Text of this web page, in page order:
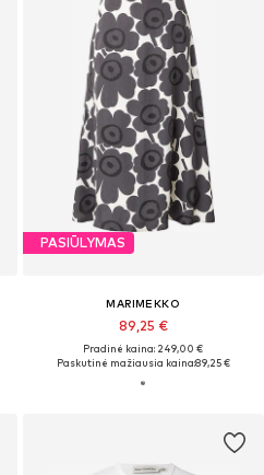
PASIŪLYMAS
MARIMEKKO
89,25 €
Pradinė kaina: 249,00 €
Paskutinė mažiausia kaina:89,25 €